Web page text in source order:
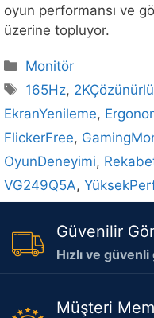
oyun performansı ve
üzerine topluyor.
Kategoriler
Monitör
Etiketler
165Hz,
EkranYenileme,
FlickerFree,
OyunDeneyimi,
VG249Q5A,
Güvenilir
Hızlı ve
Müşteri